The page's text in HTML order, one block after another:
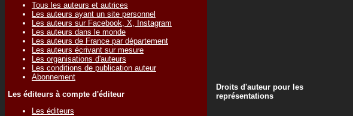
Tous les auteurs et autrices
Les auteurs ayant un site personnel
Les auteurs sur Facebook, X, Instagram
Les auteurs dans le monde
Les auteurs de France par département
Les auteurs écrivant sur mesure
Les organisations d'auteurs
Les conditions de publication auteur
Abonnement
Les éditeurs à compte d'éditeur
Les éditeurs
Droits d'auteur pour les
représentations